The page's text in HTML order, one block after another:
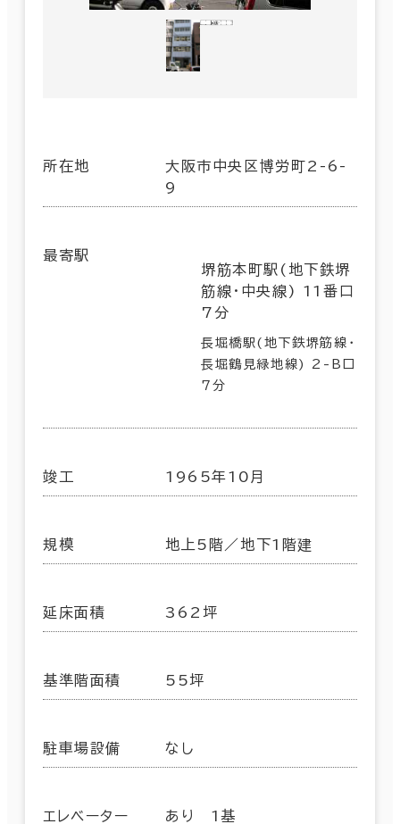
所在地
大阪市中央区博労町2-6-
9
最寄駅
堺筋本町駅(地下鉄堺
筋線･中央線) 11番口
7分
長堀橋駅(地下鉄堺筋線･
長堀鶴見緑地線) 2-B口
7分
竣工 1965年10月
規模 地上5階／地下1階建
延床面積 362坪
基準階面積 55坪
駐車場設備 なし
エレベーター あり 1基